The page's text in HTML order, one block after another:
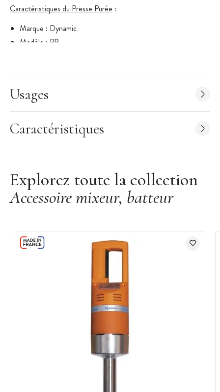
Caractéristiques du Presse Purée :
Marque : Dynamic
Modèle : PP
A utiliser avec un bloc moteur de la gamme SMX
Laver à l'eau claire
Ne pas laver au lave-vaisselle ni au jet d'eau
Usages
Caractéristiques
Explorez toute la collection
Accessoire mixeur, batteur